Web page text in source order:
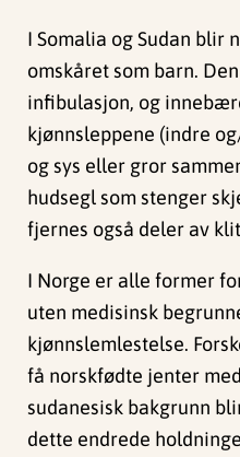
I Somalia og Sudan blir
omskåret som barn.
infibulasjon, og
kjønnsleppene (indre
og sys eller gror
hudsegl som stenger
fjernes også deler av
I Norge er alle former
uten medisinsk
kjønnslemlestelse.
få norskfødte jenter
sudanesisk bakgrunn
dette endrede